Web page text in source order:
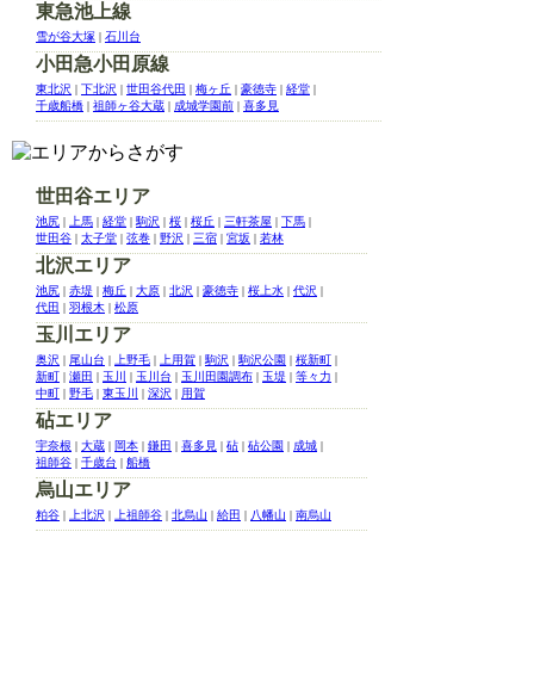
東急池上線
雪が谷大塚 | 石川台
小田急小田原線
東北沢 | 下北沢 | 世田谷代田 | 梅ヶ丘 | 豪徳寺 | 経堂 |
千歳船橋 | 祖師ヶ谷大蔵 | 成城学園前 | 喜多見
世田谷エリア
池尻 | 上馬 | 経堂 | 駒沢 | 桜 | 桜丘 | 三軒茶屋 | 下馬 |
世田谷 | 太子堂 | 弦巻 | 野沢 | 三宿 | 宮坂 | 若林
北沢エリア
池尻 | 赤堤 | 梅丘 | 大原 | 北沢 | 豪徳寺 | 桜上水 | 代沢 |
代田 | 羽根木 | 松原
玉川エリア
奥沢 | 尾山台 | 上野毛 | 上用賀 | 駒沢 | 駒沢公園 | 桜新町 |
新町 | 瀬田 | 玉川 | 玉川台 | 玉川田園調布 | 玉堤 | 等々力 |
中町 | 野毛 | 東玉川 | 深沢 | 用賀
砧エリア
宇奈根 | 大蔵 | 岡本 | 鎌田 | 喜多見 | 砧 | 砧公園 | 成城 |
祖師谷 | 千歳台 | 船橋
烏山エリア
粕谷 | 上北沢 | 上祖師谷 | 北烏山 | 給田 | 八幡山 | 南烏山